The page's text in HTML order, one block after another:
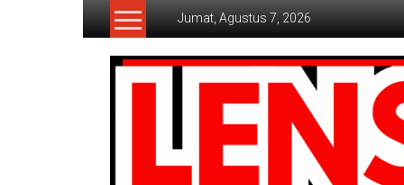
Lompat
Jumat, Agustus 7, 2026
Lensaaktual